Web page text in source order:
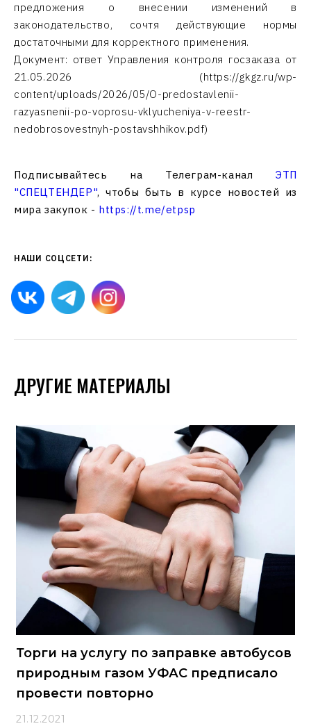
предложения о внесении изменений в
законодательство, сочтя действующие нормы
достаточными для корректного применения.
Документ: ответ Управления контроля госзаказа от
21.05.2026 (https://gkgz.ru/wp-
content/uploads/2026/05/O-predostavlenii-
razyasnenii-po-voprosu-vklyucheniya-v-reestr-
nedobrosovestnyh-postavshhikov.pdf)
Подписывайтесь на Телеграм-каналЭТП
"СПЕЦТЕНДЕР", чтобы быть в курсе новостей из
мира закупок - https://t.me/etpsp
НАШИ СОЦСЕТИ:
ДРУГИЕ МАТЕРИАЛЫ
Торги на услугу по заправке автобусов
природным газом УФАС предписало
провести повторно
21.12.2021